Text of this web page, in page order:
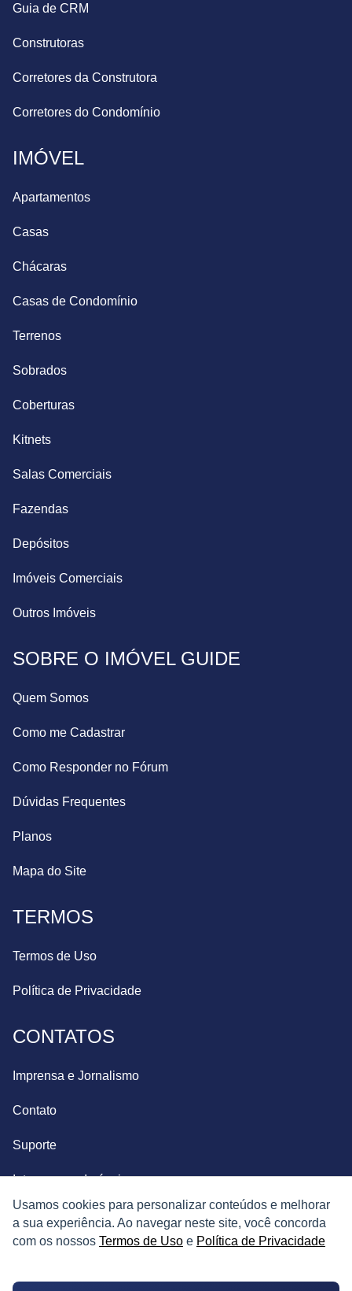
Usamos cookies para personalizar conteúdos e melhorar
a sua experiência. Ao navegar neste site, você concorda
com os nossos Termos de Uso e Política de Privacidade
Guia de CRM
Construtoras
Corretores da Construtora
Corretores do Condomínio
IMÓVEL
Apartamentos
Casas
Chácaras
Casas de Condomínio
Terrenos
Sobrados
Coberturas
Kitnets
Salas Comerciais
Fazendas
Depósitos
Imóveis Comerciais
Outros Imóveis
SOBRE O IMÓVEL GUIDE
Quem Somos
Como me Cadastrar
Como Responder no Fórum
Dúvidas Frequentes
Planos
Mapa do Site
TERMOS
Termos de Uso
Política de Privacidade
CONTATOS
Imprensa e Jornalismo
Contato
Suporte
Integre seus Imóveis